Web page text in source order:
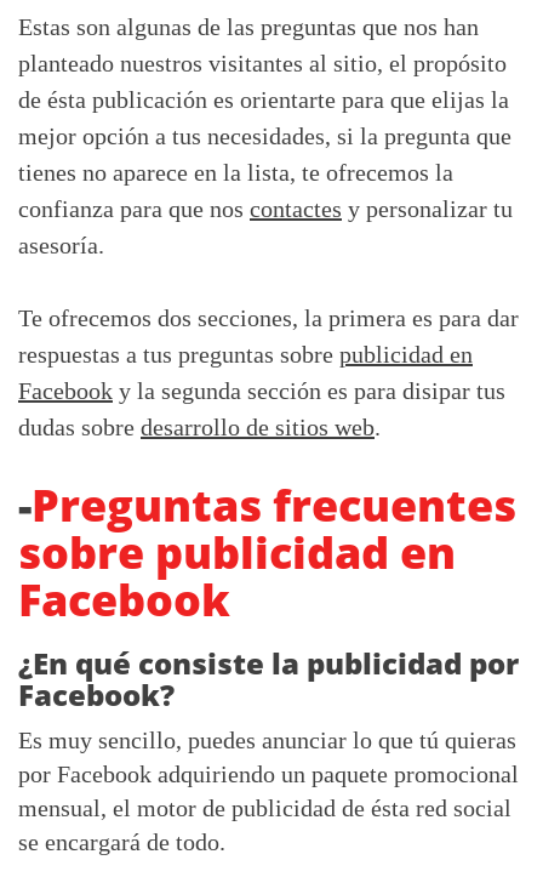
Estas son algunas de las preguntas que nos han
planteado nuestros visitantes al sitio, el propósito
de ésta publicación es orientarte para que elijas la
mejor opción a tus necesidades, si la pregunta que
tienes no aparece en la lista, te ofrecemos la
confianza para que nos contactes y personalizar tu
asesoría.
Te ofrecemos dos secciones, la primera es para dar
respuestas a tus preguntas sobre publicidad en
Facebook y la segunda sección es para disipar tus
dudas sobre desarrollo de sitios web.
-Preguntas frecuentes
sobre publicidad en
Facebook
¿En qué consiste la publicidad por
Facebook?
Es muy sencillo, puedes anunciar lo que tú quieras
por Facebook adquiriendo un paquete promocional
mensual, el motor de publicidad de ésta red social
se encargará de todo.